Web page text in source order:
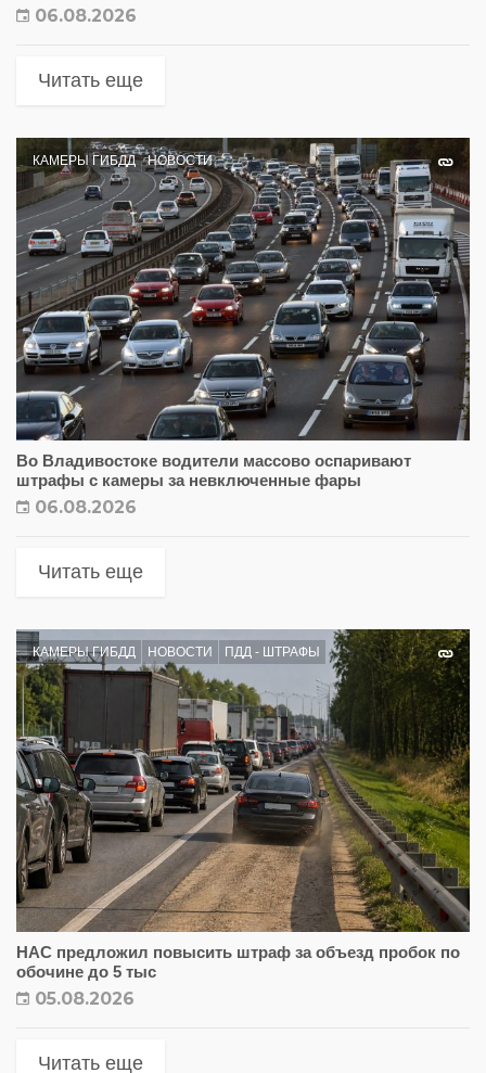
06.08.2026
Читать еще
КАМЕРЫ ГИБДД НОВОСТИ
Во Владивостоке водители массово оспаривают
штрафы с камеры за невключенные фары
06.08.2026
Читать еще
КАМЕРЫ ГИБДД НОВОСТИ ПДД - ШТРАФЫ
НАС предложил повысить штраф за объезд пробок по
обочине до 5 тыс
05.08.2026
Читать еще